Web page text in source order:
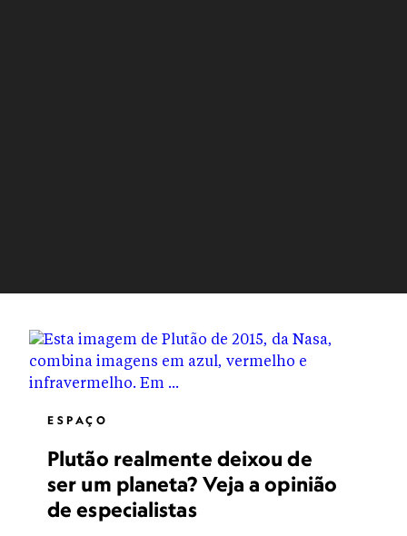
ESPAÇO
Plutão realmente deixou de
ser um planeta? Veja a opinião
de especialistas